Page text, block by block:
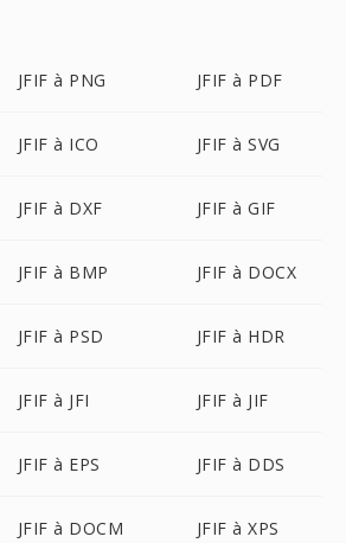
JFIF à PNG JFIF à PDF
JFIF à ICO JFIF à SVG
JFIF à DXF JFIF à GIF
JFIF à BMP JFIF à DOCX
JFIF à PSD JFIF à HDR
JFIF à JFI JFIF à JIF
JFIF à EPS JFIF à DDS
JFIF à DOCM JFIF à XPS